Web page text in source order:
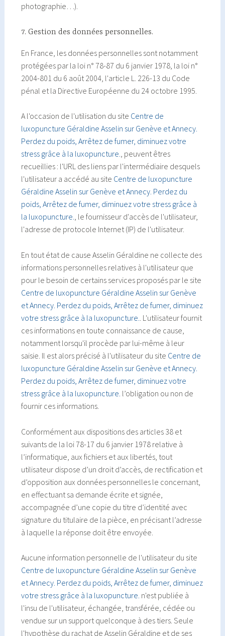
photographie…).
7. Gestion des données personnelles.
En France, les données personnelles sont notamment
protégées par la loi n° 78-87 du 6 janvier 1978, la loi n°
2004-801 du 6 août 2004, l'article L. 226-13 du Code
pénal et la Directive Européenne du 24 octobre 1995.
A l'occasion de l'utilisation du site Centre de
luxopuncture Géraldine Asselin sur Genève et Annecy.
Perdez du poids, Arrêtez de fumer, diminuez votre
stress grâce à la luxopuncture., peuvent êtres
recueillies : l'URL des liens par l'intermédiaire desquels
l'utilisateur a accédé au site Centre de luxopuncture
Géraldine Asselin sur Genève et Annecy. Perdez du
poids, Arrêtez de fumer, diminuez votre stress grâce à
la luxopuncture., le fournisseur d'accès de l'utilisateur,
l'adresse de protocole Internet (IP) de l'utilisateur.
En tout état de cause Asselin Géraldine ne collecte des
informations personnelles relatives à l'utilisateur que
pour le besoin de certains services proposés par le site
Centre de luxopuncture Géraldine Asselin sur Genève
et Annecy. Perdez du poids, Arrêtez de fumer, diminuez
votre stress grâce à la luxopuncture.. L'utilisateur fournit
ces informations en toute connaissance de cause,
notamment lorsqu'il procède par lui-même à leur
saisie. Il est alors précisé à l'utilisateur du site Centre de
luxopuncture Géraldine Asselin sur Genève et Annecy.
Perdez du poids, Arrêtez de fumer, diminuez votre
stress grâce à la luxopuncture. l’obligation ou non de
fournir ces informations.
Conformément aux dispositions des articles 38 et
suivants de la loi 78-17 du 6 janvier 1978 relative à
l’informatique, aux fichiers et aux libertés, tout
utilisateur dispose d’un droit d’accès, de rectification et
d’opposition aux données personnelles le concernant,
en effectuant sa demande écrite et signée,
accompagnée d’une copie du titre d’identité avec
signature du titulaire de la pièce, en précisant l’adresse
à laquelle la réponse doit être envoyée.
Aucune information personnelle de l'utilisateur du site
Centre de luxopuncture Géraldine Asselin sur Genève
et Annecy. Perdez du poids, Arrêtez de fumer, diminuez
votre stress grâce à la luxopuncture. n'est publiée à
l'insu de l'utilisateur, échangée, transférée, cédée ou
vendue sur un support quelconque à des tiers. Seule
l'hypothèse du rachat de Asselin Géraldine et de ses